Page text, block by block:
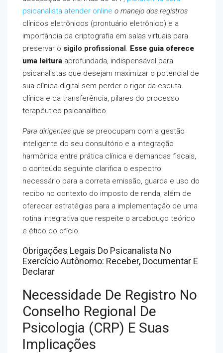
psicanalista atender online o manejo dos registros
clínicos eletrônicos (prontuário eletrônico) e a
importância da criptografia em salas virtuais para
preservar o sigilo profissional. Esse guia oferece
uma leitura aprofundada, indispensável para
psicanalistas que desejam maximizar o potencial de
sua clínica digital sem perder o rigor da escuta
clínica e da transferência, pilares do processo
terapêutico psicanalítico.
Para dirigentes que se preocupam com a gestão
inteligente do seu consultório e a integração
harmônica entre prática clínica e demandas fiscais,
o conteúdo seguinte clarifica o espectro
necessário para a correta emissão, guarda e uso do
recibo no contexto do imposto de renda, além de
oferecer estratégias para a implementação de uma
rotina integrativa que respeite o arcabouço teórico
e ético do ofício.
Obrigações Legais Do Psicanalista No
Exercício Autônomo: Receber, Documentar E
Declarar
Necessidade De Registro No
Conselho Regional De
Psicologia (CRP) E Suas
Implicações